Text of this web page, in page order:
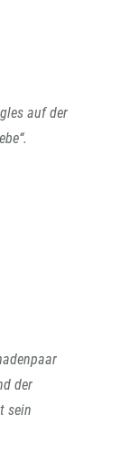
auf der
der
sein